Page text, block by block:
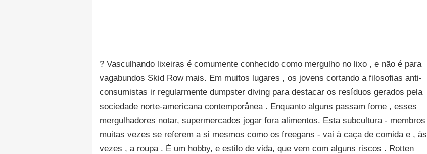
? Vasculhando lixeiras é comumente conhecido como mergulho no lixo , e não é para
vagabundos Skid Row mais. Em muitos lugares , os jovens cortando a filosofias anti-
consumistas ir regularmente dumpster diving para destacar os resíduos gerados pela
sociedade norte-americana contemporânea . Enquanto alguns passam fome , esses
mergulhadores notar, supermercados jogar fora alimentos. Esta subcultura - membros
muitas vezes se referem a si mesmos como os freegans - vai à caça de comida e , às
vezes , a roupa . É um hobby, e estilo de vida, que vem com alguns riscos . Rotten